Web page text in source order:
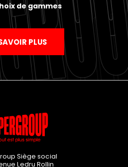
de gammes
PLUS
Siège social
Ledru Rollin